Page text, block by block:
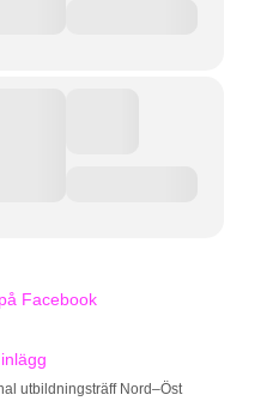
Facebook
utbildningsträff Nord–Öst